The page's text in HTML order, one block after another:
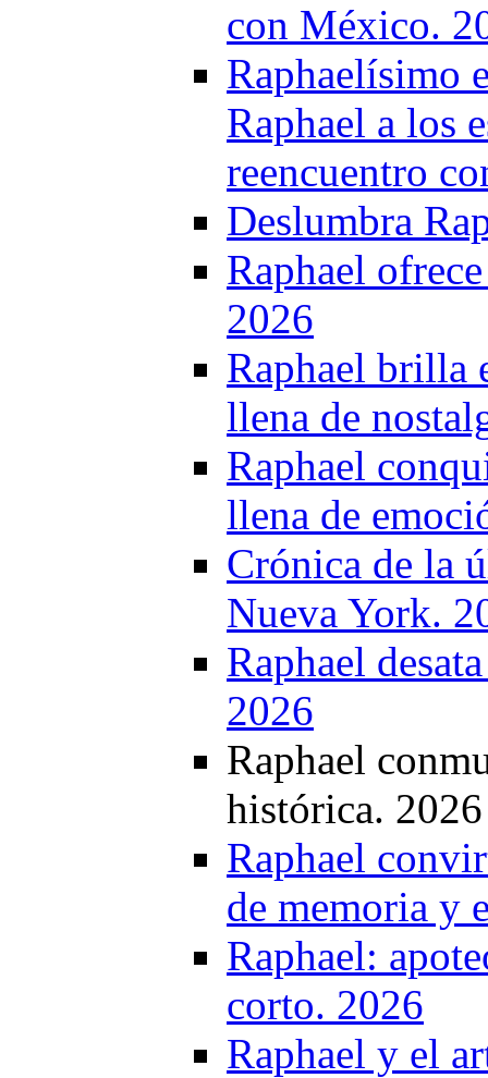
con México.
Raphaelísimo
Raphael a los
reencuentro
Deslumbra
Raphael
2026
Raphael brilla
llena de
Raphael
llena de
Crónica de la
Nueva York.
Raphael
2026
Raphael
histórica. 2026
Raphael
de memoria y
Raphael:
corto. 2026
Raphael y el